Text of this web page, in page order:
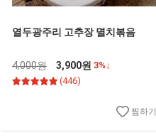
열두광주리 고추장 멸치볶음
4,000원 3,900원 3%↓
(446)
찜하기